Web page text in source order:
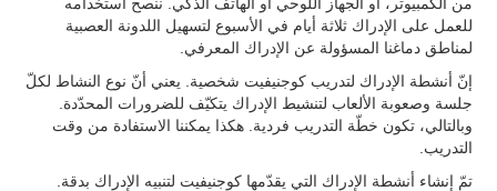
للعمل على الإدراك ثلاثة أيام في الأسبوع لتسهيل اللدونة العصبية
لمناطق دماغنا المسؤولة عن الإدراك المعرفي.
إنّ أنشطة الإدراك لتدريب كوجنيفيت شخصية. يعني أنّ نوع النشاط لكلّ
جلسة وصعوبة الألعاب لتنشيط الإدراك يتكيّف للضرورات المحدّدة.
وبالتالي، تكون خطّة التدريب فردية. هكذا يمكننا الاستفادة من وقت
التدريب.
تمّ إنشاء أنشطة الإدراك التي يقدّمها كوجنيفيت لتنبيه الإدراك بدقة.